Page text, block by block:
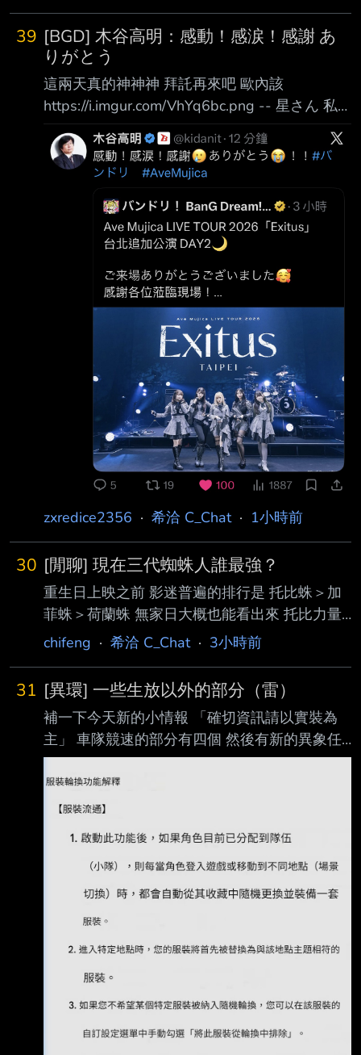
39 [BGD] 木谷高明：感動！感涙！感謝 あ
りがとう
這兩天真的神神神 拜託再來吧 歐內該
https://i.imgur.com/VhYq6bc.png -- 星さん 私
は、受け取ってもらえないよ こんなに近くに
いるのに https://i.imgur.com/AgQbH0k.jpeg --
zxredice2356 · 希洽 C_Chat· 1小時前
30 [閒聊] 現在三代蜘蛛人誰最強？
重生日上映之前 影迷普遍的排行是 托比蛛＞加
菲蛛＞荷蘭蛛 無家日大概也能看出來 托比力量
+抗擊打+戰鬥經驗最強 加菲敏捷點滿 荷蘭靠科
失去了婦聯支援也更成熟 更重要的是再次變異
大家覺得現在荷蘭蛛是否已經超過加菲蛛乃至托
比蛛？ --
chifeng · 希洽 C_Chat· 3小時前
31 [異環] 一些生放以外的部分（雷）
補一下今天新的小情報 「確切資訊請以實裝為
主」 車隊競速的部分有四個 然後有新的異象任
務 六個 分別是 雙花並蒂 小鹿當家 提燈夜行 沉
水之扉 童話戰役 終幕：從頭反覆 現在可以在開
車時拍照了 不過好像不是手機而是空拍機 然後
讓人邊開車就能邊跑完烏鴉這個噱頭 然後異環
似乎有和雷蛇合作 有一些頭像框之類的東西 但
不知道為什麼一直沒公開 服裝
https://i.imgur.com/RAojwZZ.jpeg 拍賣